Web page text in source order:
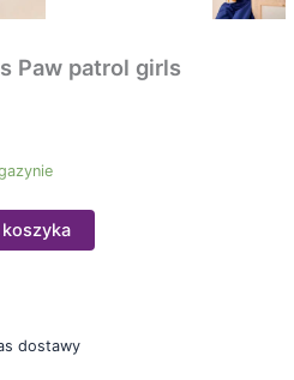
Paw patrol girls
dostawy